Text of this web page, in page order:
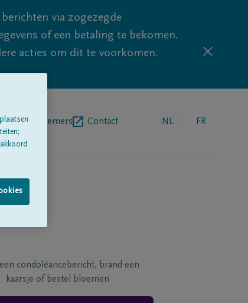
via zogezegde
of een betaling te bekomen.
acties om dit te voorkomen.
Contact NL FR
condoléancebericht, brand een
kaarsje of bestel bloemen